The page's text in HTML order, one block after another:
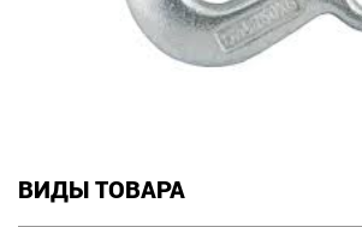
Оплата и доставка
ВИДЫ ТОВАРА